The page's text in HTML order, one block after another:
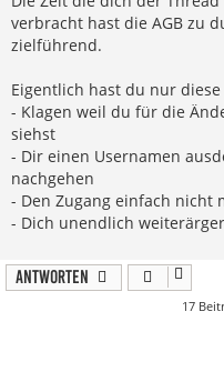
verbracht hast die AGB zu
zielführend.
Eigentlich hast du nur
- Klagen weil du für die
siehst
- Dir einen Usernamen
nachgehen
- Den Zugang einfach nicht
- Dich unendlich
Antworten
17